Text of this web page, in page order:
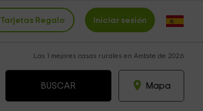
Tarjetas Regalo Iniciar sesión
Las 1 mejores casas rurales en Ambite de 2026
Mapa